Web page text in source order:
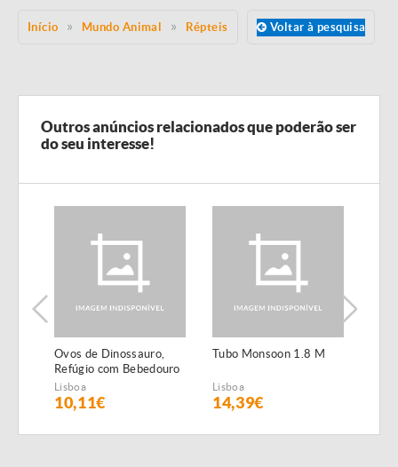
Início Mundo Animal Répteis Voltar à pesquisa
Outros anúncios relacionados que poderão ser
do seu interesse!
Ovos de Dinossauro,
Refúgio com Bebedouro
para Terrários
Lisboa
10,11€
Tubo Monsoon 1.8 M
Lisboa
14,39€